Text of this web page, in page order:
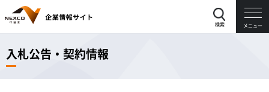
検索 メニュー
入札公告・契約情報